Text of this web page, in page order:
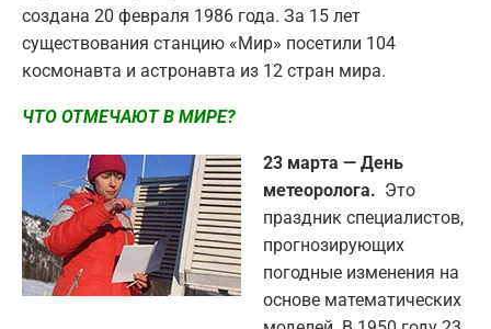
создана 20 февраля 1986 года. За 15 лет
существования станцию «Мир» посетили 104
космонавта и астронавта из 12 стран мира.
ЧТО ОТМЕЧАЮТ В МИРЕ?
23 марта — День
метеоролога. Это
праздник специалистов,
прогнозирующих
погодные изменения на
основе математических